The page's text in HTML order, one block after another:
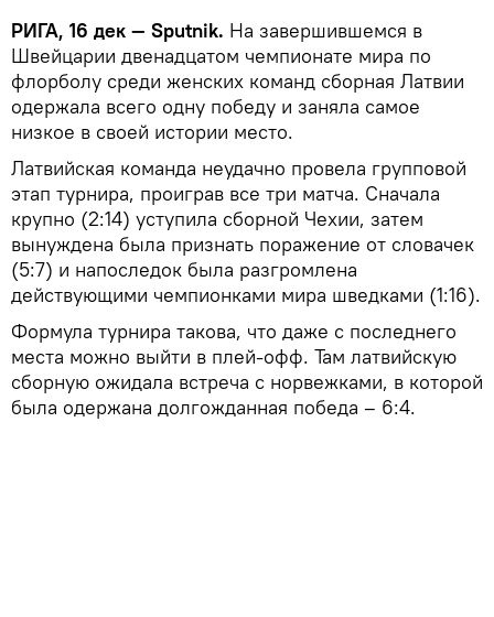
РИГА, 16 дек — Sputnik. На завершившемся в
Швейцарии двенадцатом чемпионате мира по
флорболу среди женских команд сборная Латвии
одержала всего одну победу и заняла самое
низкое в своей истории место.
Латвийская команда неудачно провела групповой
этап турнира, проиграв все три матча. Сначала
крупно (2:14) уступила сборной Чехии, затем
вынуждена была признать поражение от словачек
(5:7) и напоследок была разгромлена
действующими чемпионками мира шведками (1:16).
Формула турнира такова, что даже с последнего
места можно выйти в плей-офф. Там латвийскую
сборную ожидала встреча с норвежками, в которой
была одержана долгожданная победа – 6:4.